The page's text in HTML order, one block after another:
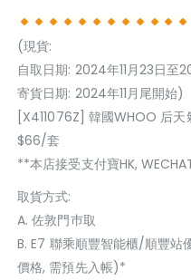
(現貨:
自取日期: 2024年11月23日至
寄貨日期: 2024年11月尾開始)
[X411076Z] 韓國WHOO 后
$66/套
**本店接受支付寶HK,
取貨方式:
A. 佐敦門巿取
B. E7 聯乘順豐智能櫃/順豐站
價格, 需預先入帳)*